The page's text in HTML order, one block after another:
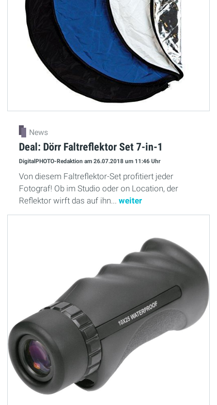
News
Deal: Dörr Faltreflektor Set 7-in-1
DigitalPHOTO-Redaktion am 26.07.2018 um 11:46 Uhr
Von diesem Faltreflektor-Set profitiert jeder
Fotograf! Ob im Studio oder on Location, der
Reflektor wirft das auf ihn... weiter